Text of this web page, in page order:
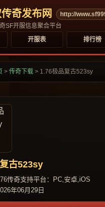
奇发布网
http://
SF开服信息聚合平台
开服表 排行榜
> 传奇下载 > 1.76极品复古523sy
古523sy
传奇支持平台：PC,安卓,iOS
年06月29日